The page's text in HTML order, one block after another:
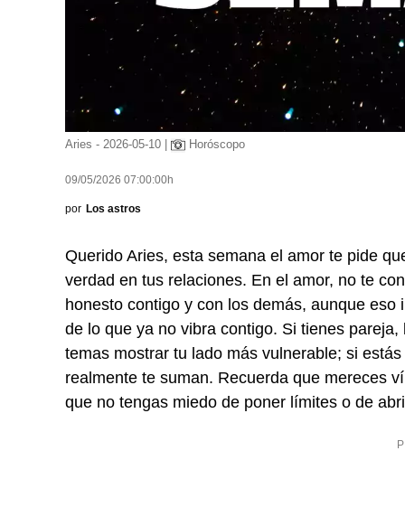
Aries - 2026-05-10 | Horóscopo
09/05/2026 07:00:00h
por Los astros
Querido Aries, esta semana el amor te pide
verdad en tus relaciones. En el amor, no te
honesto contigo y con los demás, aunque
de lo que ya no vibra contigo. Si tienes
temas mostrar tu lado más vulnerable; si
realmente te suman. Recuerda que mereces
que no tengas miedo de poner límites o de